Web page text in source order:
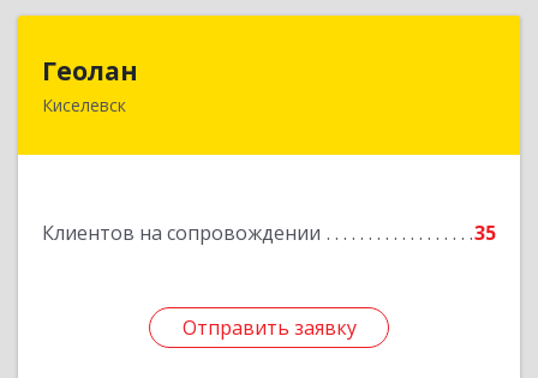
Геолан
Киселевск
Клиентов на сопровождении 35
Отправить заявку
Отправить заявку